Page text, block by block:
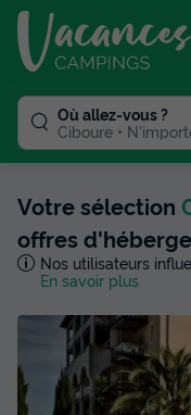
Où allez-vous ?
Ciboure
Votre sélection
offres
Nos utilisateurs
En savoir plus